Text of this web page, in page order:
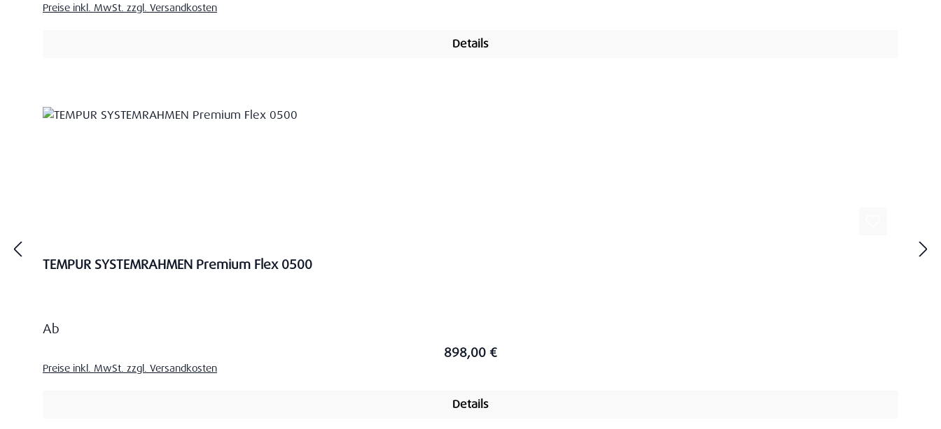
Preise inkl. MwSt. zzgl. Versandkosten
Details
TEMPUR SYSTEMRAHMEN Premium Flex 0500
Regulärer Preis:
Ab
898,00 €
Preise inkl. MwSt. zzgl. Versandkosten
Details